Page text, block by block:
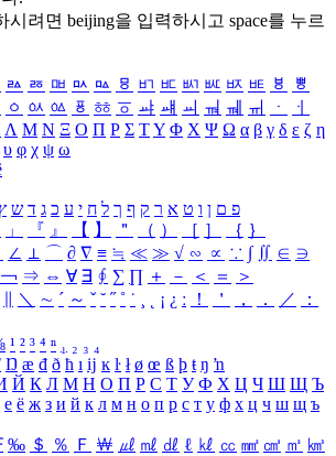
시려면 beijing을 입력하시고 space를 누르
ㅬ ㅭ ㅮ ㅯ ㅰ ㅱ ㅲ ㅳ ㅴ ㅵ ㅶ ㅷ ㅸ
ㅹ
ㆁ ㆂ ㆃ ㆄ ㆅ ㆆ ㆇ ㆈ ㆉ ㆊ ㆋ ㆌ ㆍ
ㆎ
Λ Μ Ν Ξ Ο Π Ρ Σ ΤΥ Φ Χ Ψ Ω α β γ δ ε ζ η
υ φ χ ψ ω
פ ם ן ו ט א ר ק ף ך ל ח י ע כ ג ד ש ץ
」 『 』 【 】 ＂ （ ） ［ ］ ｛ ｝
∠ ⊥ ⌒ ∂ ∇ ≡ ≒ ≪ ≫ √ ∽ ∝ ∵ ∫ ∬ ∈ ∋
￢ ⇒ ⇔ ∀ ∃ ∮ ∑ ∏ ＋ － ＜ ＝
＞
＼ ∼ ´ ～ ˇ ˘ ˝ ˚ ˙ ¸ ¡ ¿ ː ！ ＇ ， ． ／
：
¹ ² ³ ⁴ ⁿ ₁ ₂ ₃ ₄
Ŋ æ đ ð ħ ı ĳ ĸ ŀ ł ø œ ß þ ŧ ŋ ŉ
Й К Л М Н О П Р С Т У Ф Х Ц Ч Ш Щ Ъ
е ё ж з и й к л м н о п р с т у ф х ц ч ш щ ъ
‰ ＄ ％ Ｆ ￦ ㎕ ㎖ ㎗ ℓ ㎘ ㏄ ㎣ ㎤ ㎥ ㎦